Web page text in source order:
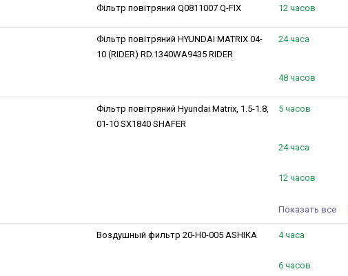
Фільтр повітряний Q0811007 Q-FIX 12 часов
Фільтр повітряний HYUNDAI MATRIX 04-
10 (RIDER) RD.1340WA9435 RIDER
24 часа
48 часов
Фільтр повітряний Hyundai Matrix, 1.5-1.8,
01-10 SX1840 SHAFER
5 часов
24 часа
12 часов
Показать все
Воздушный фильтр 20-H0-005 ASHIKA 4 часа
6 часов